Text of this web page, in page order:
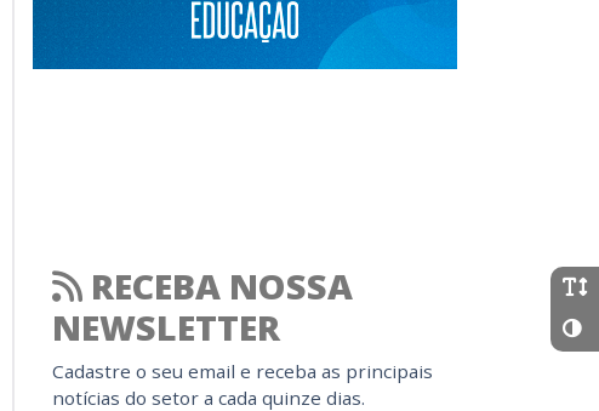
RECEBA NOSSA
NEWSLETTER
Cadastre o seu email e receba as principais
notícias do setor a cada quinze dias.